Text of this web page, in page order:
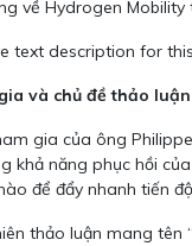
về Hydrogen Mobility
và chủ đề thảo luận
gia của ông
khả năng phục hồi
để đẩy nhanh tiến
thảo luận mang tên